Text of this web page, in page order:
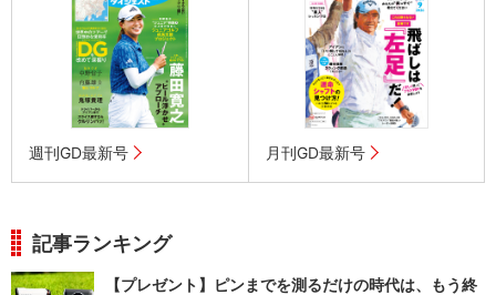
週刊GD最新号 月刊GD最新号
記事ランキング
【プレゼント】ピンまでを測るだけの時代は、もう終